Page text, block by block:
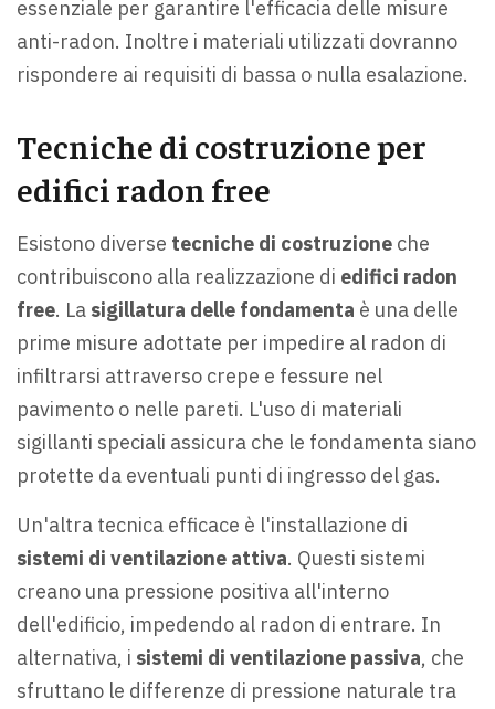
essenziale per garantire l'efficacia delle misure
anti-radon. Inoltre i materiali utilizzati dovranno
rispondere ai requisiti di bassa o nulla esalazione.
Tecniche di costruzione per
edifici radon free
Esistono diverse tecniche di costruzione che
contribuiscono alla realizzazione di edifici radon
free. La sigillatura delle fondamenta è una delle
prime misure adottate per impedire al radon di
infiltrarsi attraverso crepe e fessure nel
pavimento o nelle pareti. L'uso di materiali
sigillanti speciali assicura che le fondamenta siano
protette da eventuali punti di ingresso del gas.
Un'altra tecnica efficace è l'installazione di
sistemi di ventilazione attiva. Questi sistemi
creano una pressione positiva all'interno
dell'edificio, impedendo al radon di entrare. In
alternativa, i sistemi di ventilazione passiva, che
sfruttano le differenze di pressione naturale tra